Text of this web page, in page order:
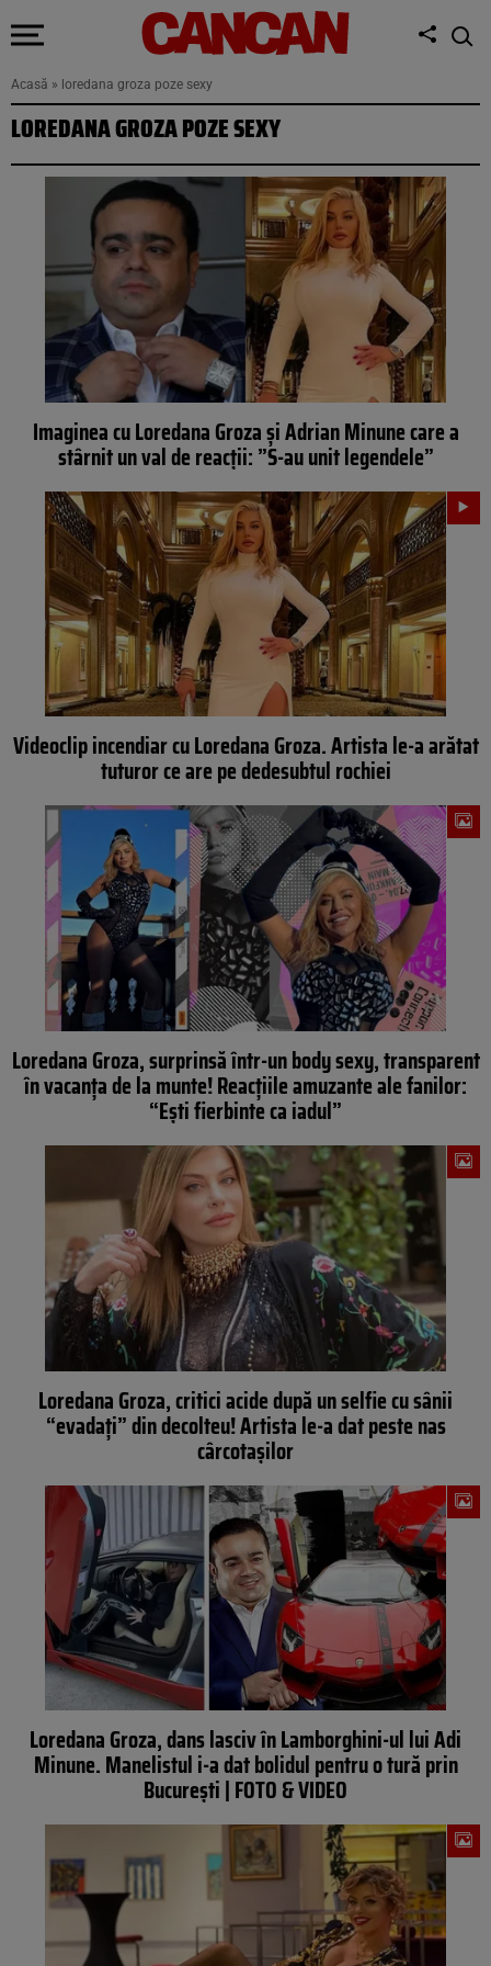
Acasă » loredana groza poze sexy
LOREDANA GROZA POZE SEXY
Imaginea cu Loredana Groza și Adrian Minune care a
stârnit un val de reacții: ”S-au unit legendele”
Videoclip incendiar cu Loredana Groza. Artista le-a arătat
tuturor ce are pe dedesubtul rochiei
Loredana Groza, surprinsă într-un body sexy, transparent
în vacanța de la munte! Reacțiile amuzante ale fanilor:
“Ești fierbinte ca iadul”
Loredana Groza, critici acide după un selfie cu sânii
“evadați” din decolteu! Artista le-a dat peste nas
cârcotașilor
Loredana Groza, dans lasciv în Lamborghini-ul lui Adi
Minune. Manelistul i-a dat bolidul pentru o tură prin
București | FOTO & VIDEO